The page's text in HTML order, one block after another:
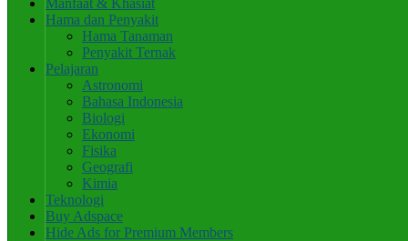
Hama dan Penyakit
Hama Tanaman
Penyakit Ternak
Pelajaran
Astronomi
Bahasa Indonesia
Biologi
Ekonomi
Fisika
Geografi
Kimia
Teknologi
Buy Adspace
Hide Ads for Premium Members